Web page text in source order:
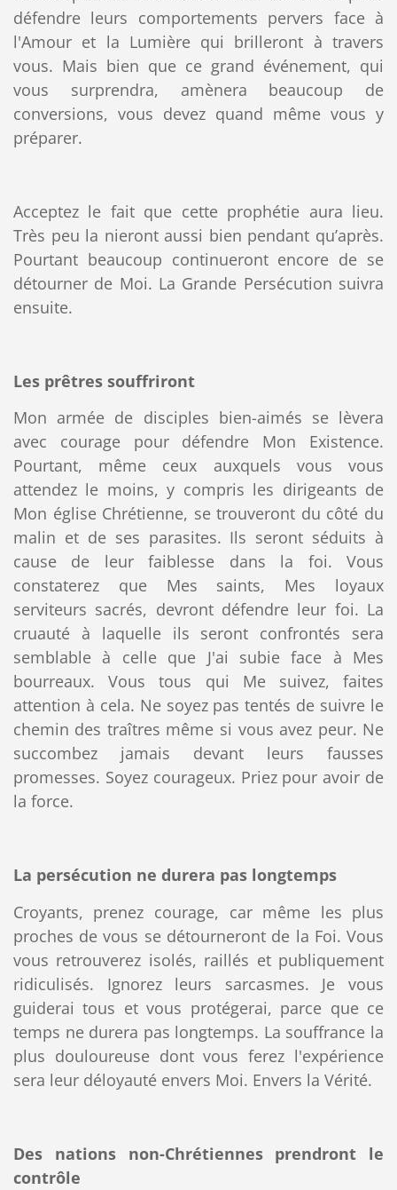
défendre leurs comportements pervers face à
l'Amour et la Lumière qui brilleront à travers
vous. Mais bien que ce grand événement, qui
vous surprendra, amènera beaucoup de
conversions, vous devez quand même vous y
préparer.
Acceptez le fait que cette prophétie aura lieu.
Très peu la nieront aussi bien pendant qu’après.
Pourtant beaucoup continueront encore de se
détourner de Moi. La Grande Persécution suivra
ensuite.
Les prêtres souffriront
Mon armée de disciples bien-aimés se lèvera
avec courage pour défendre Mon Existence.
Pourtant, même ceux auxquels vous vous
attendez le moins, y compris les dirigeants de
Mon église Chrétienne, se trouveront du côté du
malin et de ses parasites. Ils seront séduits à
cause de leur faiblesse dans la foi. Vous
constaterez que Mes saints, Mes loyaux
serviteurs sacrés, devront défendre leur foi. La
cruauté à laquelle ils seront confrontés sera
semblable à celle que J'ai subie face à Mes
bourreaux. Vous tous qui Me suivez, faites
attention à cela. Ne soyez pas tentés de suivre le
chemin des traîtres même si vous avez peur. Ne
succombez jamais devant leurs fausses
promesses. Soyez courageux. Priez pour avoir de
la force.
La persécution ne durera pas longtemps
Croyants, prenez courage, car même les plus
proches de vous se détourneront de la Foi. Vous
vous retrouverez isolés, raillés et publiquement
ridiculisés. Ignorez leurs sarcasmes. Je vous
guiderai tous et vous protégerai, parce que ce
temps ne durera pas longtemps. La souffrance la
plus douloureuse dont vous ferez l'expérience
sera leur déloyauté envers Moi. Envers la Vérité.
Des nations non-Chrétiennes prendront le
contrôle